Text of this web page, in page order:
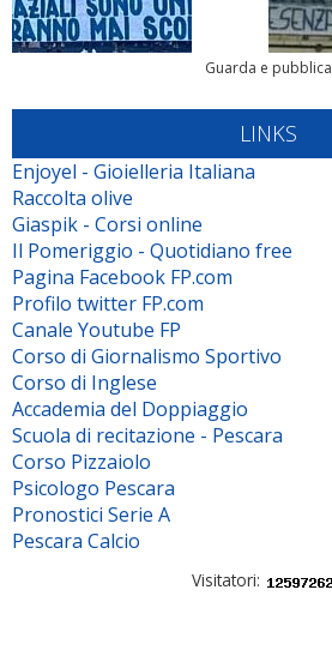
Guarda e pubblica
LINKS
Enjoyel - Gioielleria Italiana
Raccolta olive
Giaspik - Corsi online
Il Pomeriggio - Quotidiano free
Pagina Facebook FP.com
Profilo twitter FP.com
Canale Youtube FP
Corso di Giornalismo Sportivo
Corso di Inglese
Accademia del Doppiaggio
Scuola di recitazione - Pescara
Corso Pizzaiolo
Psicologo Pescara
Pronostici Serie A
Pescara Calcio
Visitatori: